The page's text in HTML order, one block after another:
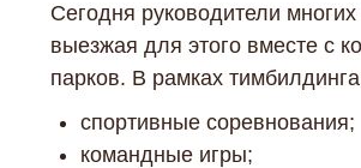
Сегодня руководители
выезжая для этого вместе с
парков. В рамках
спортивные соревнования;
командные игры;